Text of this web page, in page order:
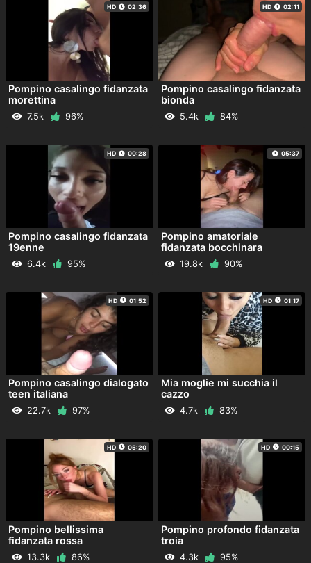
HD 02:36
Pompino casalingo fidanzata
morettina
7.5k 96%
HD 02:11
Pompino casalingo fidanzata
bionda
5.4k 84%
HD 00:28
Pompino casalingo fidanzata
19enne
6.4k 95%
05:37
Pompino amatoriale
fidanzata bocchinara
19.8k 90%
HD 01:52
Pompino casalingo dialogato
teen italiana
22.7k 97%
HD 01:17
Mia moglie mi succhia il
cazzo
4.7k 83%
HD 05:20
Pompino bellissima
fidanzata rossa
13.3k 86%
HD 00:15
Pompino profondo fidanzata
troia
4.3k 95%